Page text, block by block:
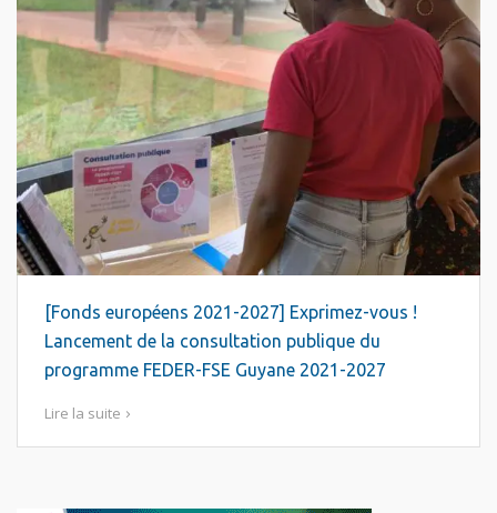
[Fonds européens 2021-2027] Exprimez-vous !
Lancement de la consultation publique du
programme FEDER-FSE Guyane 2021-2027
Lire la suite